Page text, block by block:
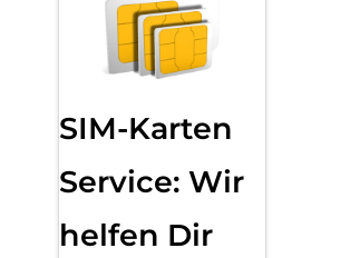
SIM-Karten
Service: Wir
helfen Dir